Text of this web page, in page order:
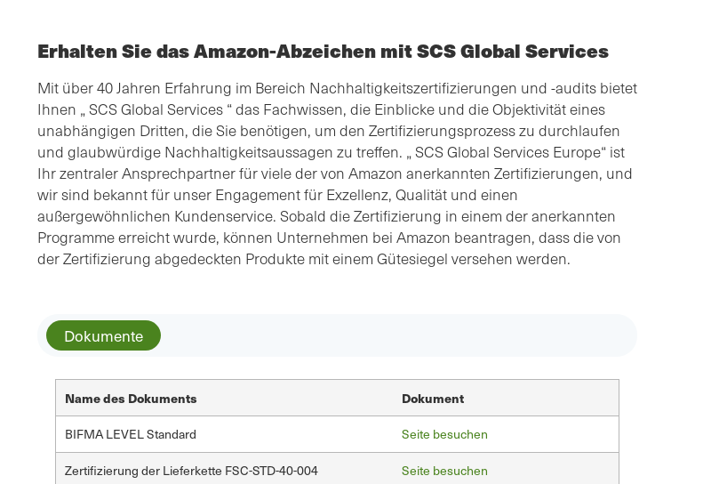
Erhalten Sie das Amazon-Abzeichen mit SCS Global Services
Mit über 40 Jahren Erfahrung im Bereich Nachhaltigkeitszertifizierungen und -audits bietet
Ihnen „ SCS Global Services “ das Fachwissen, die Einblicke und die Objektivität eines
unabhängigen Dritten, die Sie benötigen, um den Zertifizierungsprozess zu durchlaufen
und glaubwürdige Nachhaltigkeitsaussagen zu treffen. „ SCS Global Services Europe“ ist
Ihr zentraler Ansprechpartner für viele der von Amazon anerkannten Zertifizierungen, und
wir sind bekannt für unser Engagement für Exzellenz, Qualität und einen
außergewöhnlichen Kundenservice. Sobald die Zertifizierung in einem der anerkannten
Programme erreicht wurde, können Unternehmen bei Amazon beantragen, dass die von
der Zertifizierung abgedeckten Produkte mit einem Gütesiegel versehen werden.
Dokumente
Name des Dokuments Dokument
BIFMA LEVEL Standard Seite besuchen
Zertifizierung der Lieferkette FSC-STD-40-004 Seite besuchen